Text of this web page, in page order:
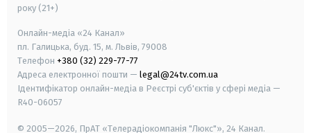
року (21+)
Онлайн-медіа «24 Канал»
пл. Галицька, буд. 15, м. Львів, 79008
Телефон +380 (32) 229-77-77
Адреса електронної пошти — legal@24tv.com.ua
Ідентифікатор онлайн-медіа в Реєстрі суб'єктів у сфері медіа —
R40-06057
© 2005—2026, ПрАТ «Телерадіокомпанія "Люкс"», 24 Канал.